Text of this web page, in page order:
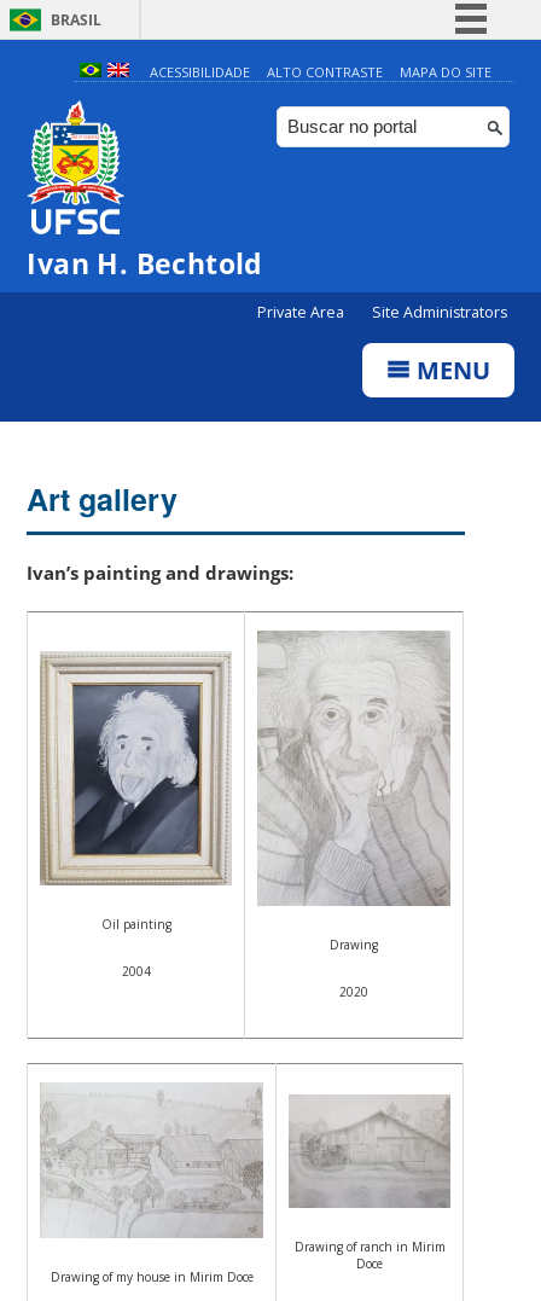
BRASIL
Simplifique!
Comunica BR
Participe
ACESSIBILIDADE ALTO CONTRASTE MAPA DO SITE
Ivan H. Bechtold
Private Area Site Administrators
MENU
Art gallery
Ivan’s painting and drawings:
Oil painting
2004
Drawing
2020
Drawing of my house in Mirim Doce
Drawing of ranch in Mirim
Doce